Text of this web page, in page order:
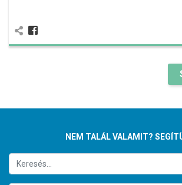
NEM TALÁL VALAMIT?